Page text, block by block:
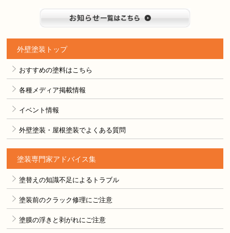
外壁塗装トップ
おすすめの塗料はこちら
各種メディア掲載情報
イベント情報
外壁塗装・屋根塗装でよくある質問
塗装専門家アドバイス集
塗替えの知識不足によるトラブル
塗装前のクラック修理にご注意
塗膜の浮きと剥がれにご注意